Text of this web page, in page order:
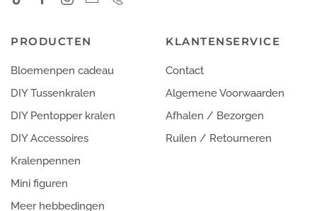
PRODUCTEN
Bloemenpen cadeau
DIY Tussenkralen
DIY Pentopper kralen
DIY Accessoires
Kralenpennen
Mini figuren
Meer hebbedingen
KLANTENSERVICE
Contact
Algemene Voorwaarden
Afhalen / Bezorgen
Ruilen / Retourneren